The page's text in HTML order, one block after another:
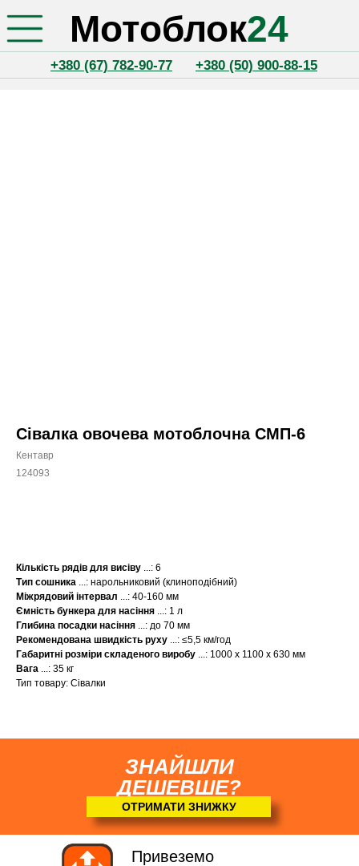
Мотоблок24
Сівалка овочева мотоблочна СМП-6
Кентавр
124093
Кількість рядів для висіву ...: 6
Тип сошника ...: нарольниковий (клиноподібний)
Міжрядовий інтервал ...: 40-160 мм
Ємність бункера для насіння ...: 1 л
Глибина посадки насіння ...: до 70 мм
Рекомендована швидкість руху ...: ≤5,5 км/год
Габаритні розміри складеного виробу ...: 1000 x 1100 x 630 мм
Вага ...: 35 кг
Тип товару: Сівалки
ЗНАЙШЛИ
ДЕШЕВШЕ?
ОТРИМАТИ ЗНИЖКУ
Привеземо